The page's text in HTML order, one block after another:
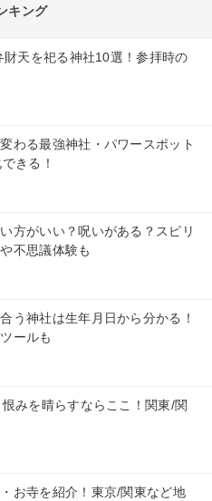
キング
財天を祀る神社10選！参拝時の
わる最強神社・パワースポット
きる！
方がいい？呪いがある？スピリ
不思議体験も
う神社は生年月日から分かる！
ールも
みを晴らすならここ！関東/関
お寺を紹介！東京/関東など地